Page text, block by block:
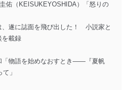
佑（KEISUKEYOSHIDA）「怒りの
、遂に誌面を飛び出した！ 小説家と
を載録
「物語を始めなおすとき――『夏帆
」